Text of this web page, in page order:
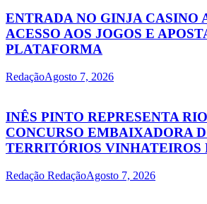
ENTRADA NO GINJA CASINO
ACESSO AOS JOGOS E
PLATAFORMA
RedaçãoAgosto 7, 2026
INÊS PINTO REPRESENTA
CONCURSO EMBAIXADORA
TERRITÓRIOS VINHATEIROS
Redação RedaçãoAgosto 7, 2026